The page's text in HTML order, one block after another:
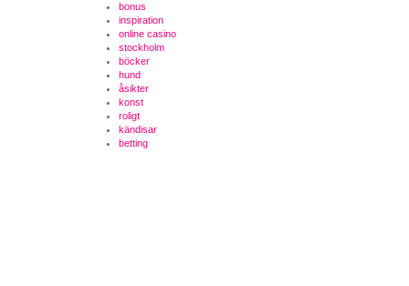
bonus
inspiration
online casino
stockholm
böcker
hund
åsikter
konst
roligt
kändisar
betting